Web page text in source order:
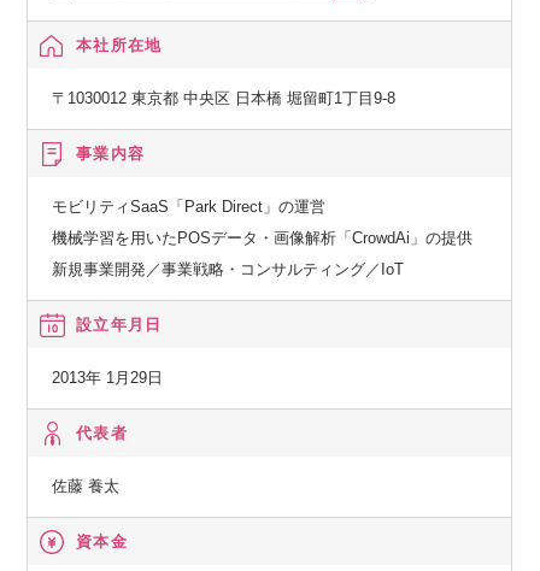
本社所在地
〒1030012 東京都 中央区 日本橋 堀留町1丁目9-8
事業内容
モビリティSaaS「Park Direct」の運営
機械学習を用いたPOSデータ・画像解析「CrowdAi」の提供
新規事業開発／事業戦略・コンサルティング／IoT
設立年月日
2013年 1月29日
代表者
佐藤 養太
資本金